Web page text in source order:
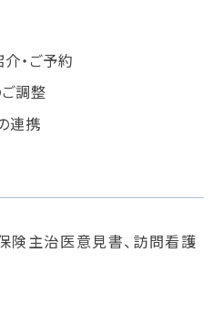
・ご予約
調整
連携
険主治医意見書、訪問看護